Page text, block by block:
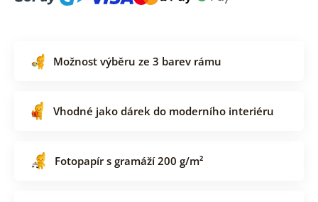
Možnost výběru ze 3 barev rámu
Vhodné jako dárek do moderního interiéru
Fotopapír s gramáží 200 g/m²